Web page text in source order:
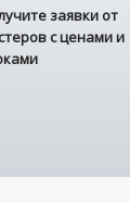
заявки от
с ценами и